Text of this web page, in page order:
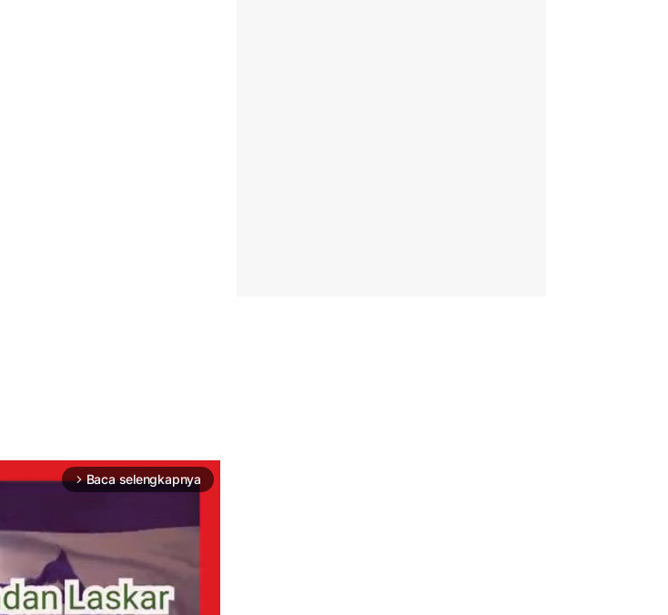
arrow_forward_ios Baca selengkapnya